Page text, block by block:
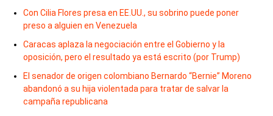
Con Cilia Flores presa en EE.UU., su sobrino puede poner
preso a alguien en Venezuela
Caracas aplaza la negociación entre el Gobierno y la
oposición, pero el resultado ya está escrito (por Trump)
El senador de origen colombiano Bernardo “Bernie” Moreno
abandonó a su hija violentada para tratar de salvar la
campaña republicana